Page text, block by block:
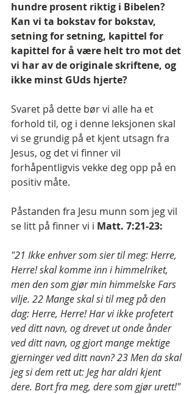
hundre prosent riktig i Bibelen?
Kan vi ta bokstav for bokstav,
setning for setning, kapittel for
kapittel for å være helt tro mot det
vi har av de originale skriftene, og
ikke minst GUds hjerte?
Svaret på dette bør vi alle ha et
forhold til, og i denne leksjonen skal
vi se grundig på et kjent utsagn fra
Jesus, og det vi finner vil
forhåpentligvis vekke deg opp på en
positiv måte.
Påstanden fra Jesu munn som jeg vil
se litt på finner vi i Matt. 7:21-23:
"21 Ikke enhver som sier til meg: Herre,
Herre! skal komme inn i himmelriket,
men den som gjør min himmelske Fars
vilje. 22 Mange skal si til meg på den
dag: Herre, Herre! Har vi ikke profetert
ved ditt navn, og drevet ut onde ånder
ved ditt navn, og gjort mange mektige
gjerninger ved ditt navn? 23 Men da skal
jeg si dem rett ut: Jeg har aldri kjent
dere. Bort fra meg, dere som gjør urett!"